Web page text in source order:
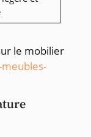
le mobilier